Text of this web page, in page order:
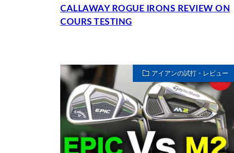
CALLAWAY ROGUE IRONS REVIEW ON
COURS TESTING
アイアンの試打・レビュー